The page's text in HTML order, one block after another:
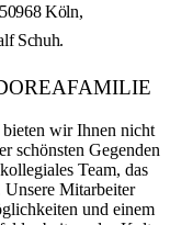
Köln,
Schuh.
wir Ihnen nicht
schönsten Gegenden
Team, das
Mitarbeiter
und einem